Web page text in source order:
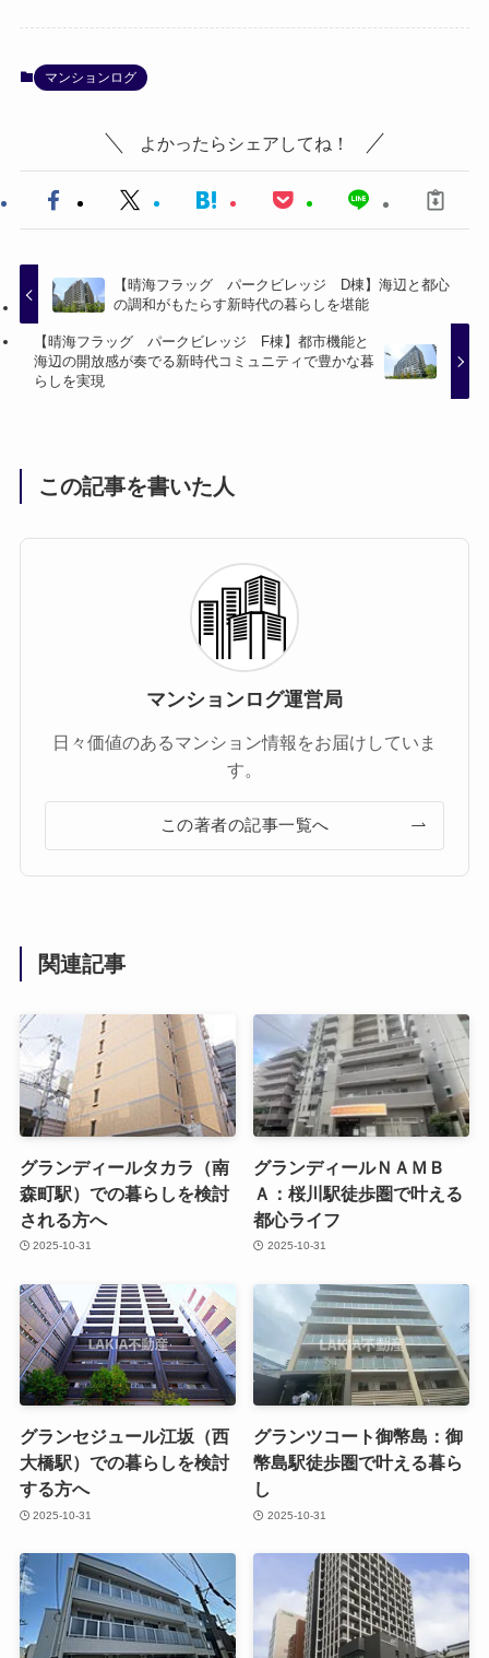
マンションログ
よかったらシェアしてね！
【晴海フラッグ パークビレッジ D棟】海辺と都心
の調和がもたらす新時代の暮らしを堪能
【晴海フラッグ パークビレッジ F棟】都市機能と
海辺の開放感が奏でる新時代コミュニティで豊かな暮
らしを実現
この記事を書いた人
マンションログ運営局
日々価値のあるマンション情報をお届けしていま
す。
この著者の記事一覧へ
関連記事
グランディールタカラ（南
森町駅）での暮らしを検討
される方へ
2025-10-31
グランディールＮＡＭＢ
Ａ：桜川駅徒歩圏で叶える
都心ライフ
2025-10-31
グランセジュール江坂（西
大橋駅）での暮らしを検討
する方へ
2025-10-31
グランツコート御幣島：御
幣島駅徒歩圏で叶える暮ら
し
2025-10-31